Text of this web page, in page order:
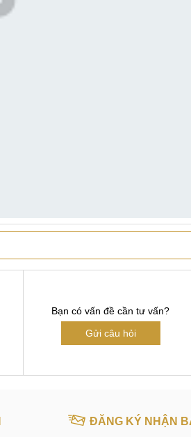
Bạn có vấn đề cần tư vấn?
Gửi câu hỏi
ĐĂNG KÝ NHẬN